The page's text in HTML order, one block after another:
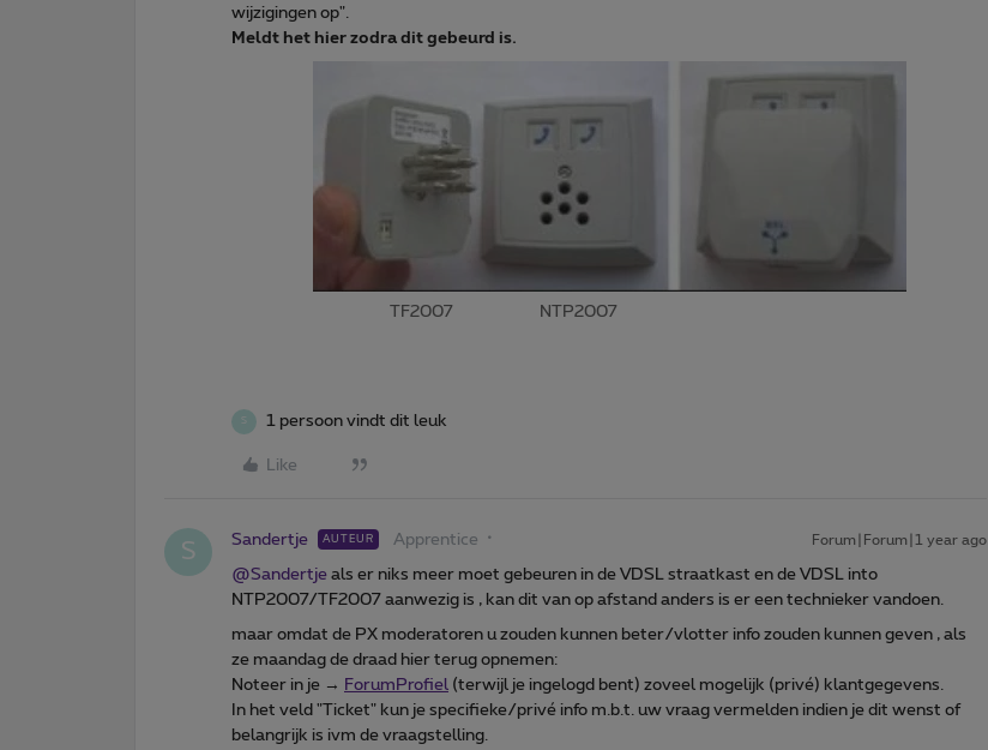
wijzigingen op".
Meldt het hier zodra dit gebeurd is.
TF2007 NTP2007
S 1 persoon vindt dit leuk
Like
S Sandertje AUTEUR Apprentice Forum|Forum|1 year ago
@Sandertje als er niks meer moet gebeuren in de VDSL straatkast en de VDSL into
NTP2007/TF2007 aanwezig is , kan dit van op afstand anders is er een technieker vandoen.
maar omdat de PX moderatoren u zouden kunnen beter/vlotter info zouden kunnen geven , als
ze maandag de draad hier terug opnemen:
Noteer in je → ForumProfiel (terwijl je ingelogd bent) zoveel mogelijk (privé) klantgegevens.
In het veld "Ticket" kun je specifieke/privé info m.b.t. uw vraag vermelden indien je dit wenst of
belangrijk is ivm de vraagstelling.